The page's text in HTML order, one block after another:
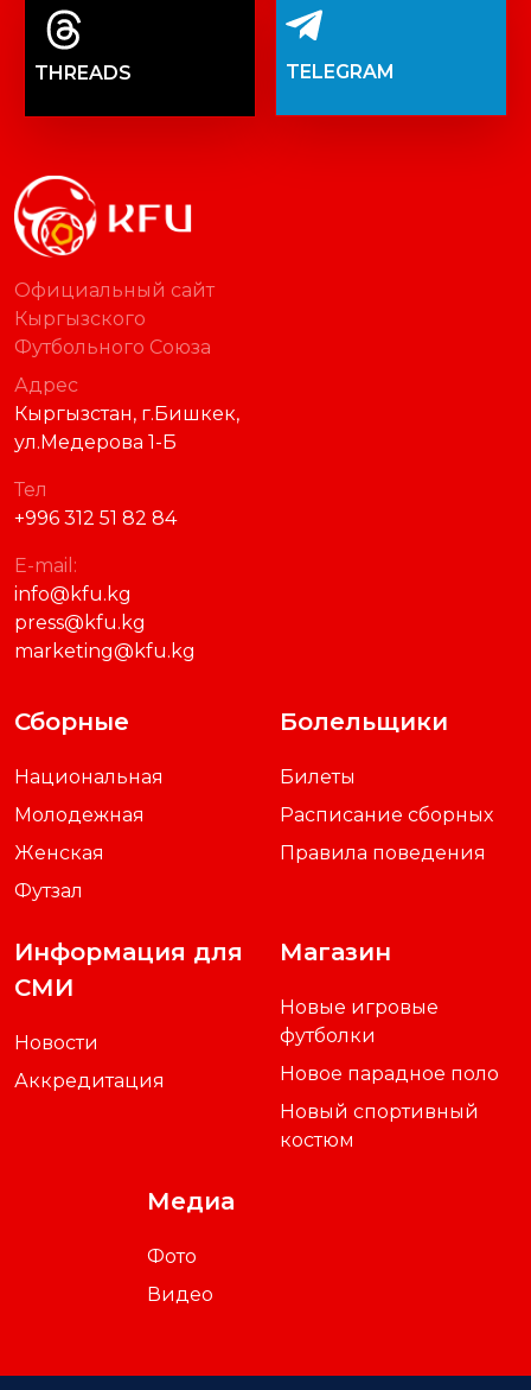
THREADS TELEGRAM
Официальный сайт
Кыргызского
Футбольного Союза
Адрес
Кыргызстан, г.Бишкек,
ул.Медерова 1-Б
Тел
+996 312 51 82 84
E-mail:
info@kfu.kg
press@kfu.kg
marketing@kfu.kg
Сборные
Национальная
Молодежная
Женская
Футзал
Болельщики
Билеты
Расписание сборных
Правила поведения
Информация для
СМИ
Новости
Аккредитация
Магазин
Новые игровые
футболки
Новое парадное поло
Новый спортивный
костюм
Медиа
Фото
Видео